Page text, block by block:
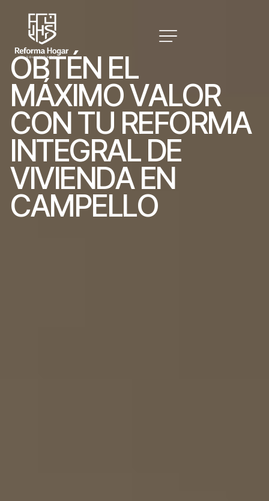
OBTÉN EL
MÁXIMOVALOR
CONTU REFORMA
INTEGRAL DE
VIVIENDA EN
CAMPELLO